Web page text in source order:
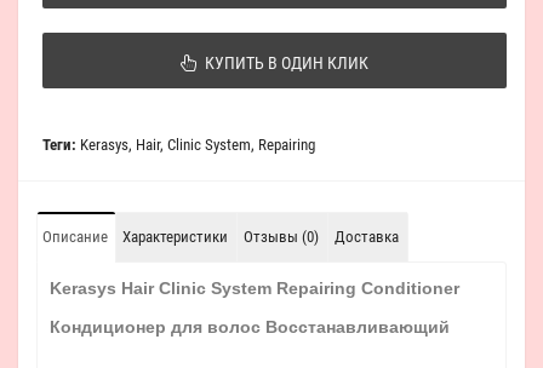
КУПИТЬ В ОДИН КЛИК
Теги: Kerasys, Hair, Clinic System, Repairing
Описание Характеристики Отзывы (0) Доставка
Kerasys Hair Clinic System Repairing Conditioner
Кондиционер для волос Восстанавливающий